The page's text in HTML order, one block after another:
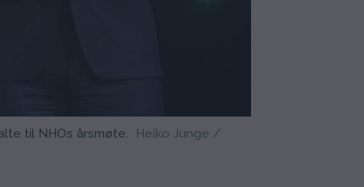
til NHOs årsmøte.
Heiko Junge /